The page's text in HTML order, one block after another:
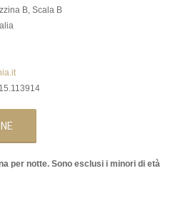
B, Scala B
per notte. Sono esclusi i minori di età